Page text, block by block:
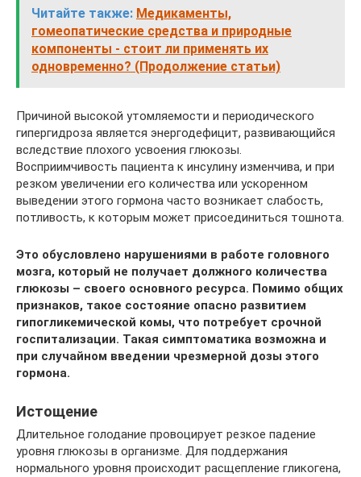
Читайте также: Медикаменты,
гомеопатические средства и природные
компоненты - стоит ли применять их
одновременно? (Продолжение статьи)
Причиной высокой утомляемости и периодического
гипергидроза является энергодефицит, развивающийся
вследствие плохого усвоения глюкозы.
Восприимчивость пациента к инсулину изменчива, и при
резком увеличении его количества или ускоренном
выведении этого гормона часто возникает слабость,
потливость, к которым может присоединиться тошнота.
Это обусловлено нарушениями в работе головного
мозга, который не получает должного количества
глюкозы – своего основного ресурса. Помимо общих
признаков, такое состояние опасно развитием
гипогликемической комы, что потребует срочной
госпитализации. Такая симптоматика возможна и
при случайном введении чрезмерной дозы этого
гормона.
Истощение
Длительное голодание провоцирует резкое падение
уровня глюкозы в организме. Для поддержания
нормального уровня происходит расщепление гликогена,